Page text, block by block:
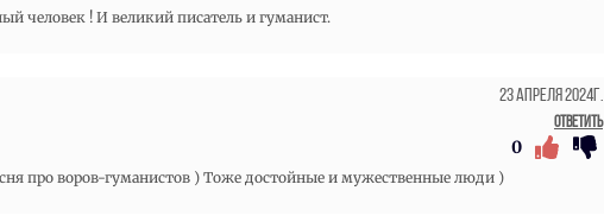
человек ! И великий писатель и гуманист.
23 Апреля 2024г.
Ответить
0
про воров-гуманистов ) Тоже достойные и мужественные люди )